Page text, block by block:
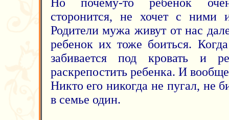
сторонится, не хочет с ними
Родители мужа живут от нас
ребенок их тоже боиться.
забивается под кровать и
раскрепостить ребенка. И
Никто его никогда не пугал, не
в семье один.